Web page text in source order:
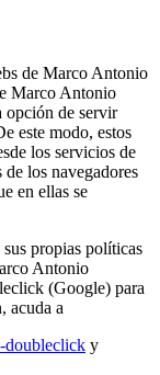
de Marco Antonio
Marco Antonio
opción de servir
este modo, estos
los servicios de
los navegadores
en ellas se
sus propias políticas
Antonio
(Google) para
acuda a
doubleclick y